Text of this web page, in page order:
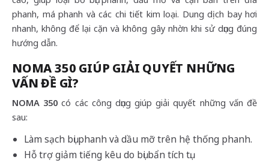
phanh, má phanh và các chi tiết kim loại. Dung dịch bay hơi
nhanh, không để lại cặn và không gây nhờn khi sử dụng đúng
hướng dẫn.
NOMA 350 GIÚP GIẢI QUYẾT NHỮNG
VẤN ĐỀ GÌ?
NOMA 350 có các công dụng giúp giải quyết những vấn đề
sau:
Làm sạch bụi phanh và dầu mỡ trên hệ thống phanh.
Hỗ trợ giảm tiếng kêu do bụi bẩn tích tụ.